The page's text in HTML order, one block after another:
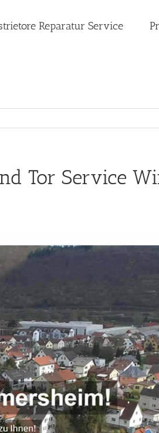
Reparatur Service
Tor Service